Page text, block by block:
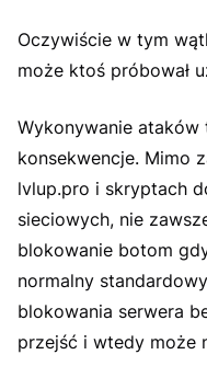
Oczywiście w tym
może ktoś próbował
Wykonywanie
konsekwencje. Mimo
lvlup.pro i skryptach
sieciowych, nie
blokowanie botom
normalny
blokowania serwera
przejść i wtedy może